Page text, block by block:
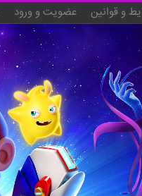
و قوانین عضویت و ورود